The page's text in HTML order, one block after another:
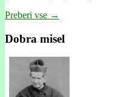
Preberi vse →
Dobra misel